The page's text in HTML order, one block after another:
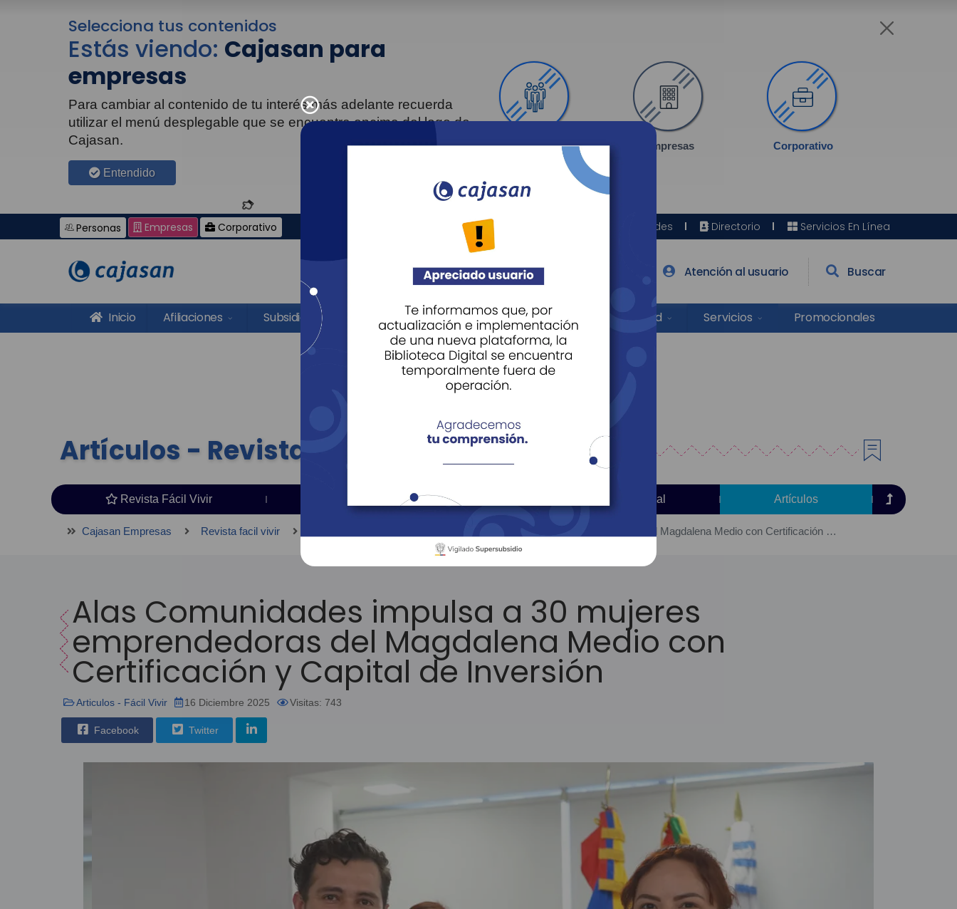
Selecciona tus contenidos
Estás viendo: Cajasan para
empresas
Para cambiar al contenido de tu interés más adelante recuerda
utilizar el menú desplegable que se encuentra encima del logo de
Cajasan.
Entendido
Personas Empresas Corporativo
Personas Empresas Corporativo Sedes Directorio Servicios En Línea
Agéndate Atención al usuario Buscar
Inicio Afiliaciones Subsidios Recreación Educación Cultura Salud Servicios Promocionales
Artículos - Revista Fácil Vivir
Revista Fácil Vivir Editorial Artículos
Cajasan Empresas Revista facil vivir Alas Comunidades impulsa a 30 mujeres emprendedoras del Magdalena Medio con Certificación y Capital de Inversión
Alas Comunidades impulsa a 30 mujeres
emprendedoras del Magdalena Medio con
Certificación y Capital de Inversión
Articulos - Fácil Vivir 16 Diciembre 2025 Visitas: 743
Facebook Twitter